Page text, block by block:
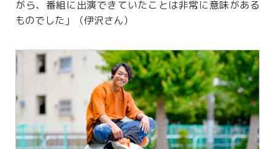
がら、番組に出演できていたことは非常に意味がある
ものでした」（伊沢さん）